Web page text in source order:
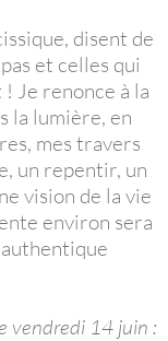
disent de
et celles qui
Je renonce à la
la lumière, en
mes travers
un repentir, un
vision de la vie
environ sera
vendredi 14 juin :